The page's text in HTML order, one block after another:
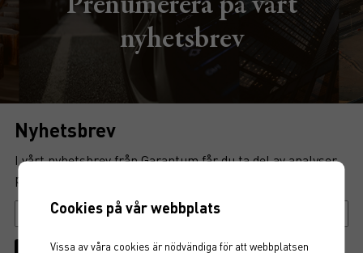
Prenumerera på vårt
nyhetsbrev
Nyhetsbrev
I vårt nyhetsbrev från Garantum får du ta del av analyser,
produktinformation och marknadsutblick.
Cookies på vår webbplats
Vissa av våra cookies är nödvändiga för att webbplatsen